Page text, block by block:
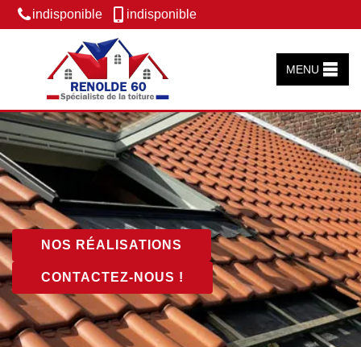
indisponible indisponible
MENU
NOS RÉALISATIONS
CONTACTEZ-NOUS !